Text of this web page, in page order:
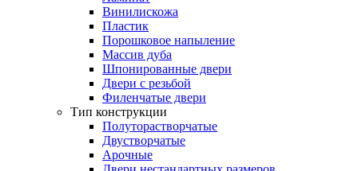
Винилискожа
Пластик
Порошковое напыление
Массив дуба
Шпонированные двери
Двери с резьбой
Филенчатые двери
Тип конструкции
Полуторастворчатые
Двустворчатые
Арочные